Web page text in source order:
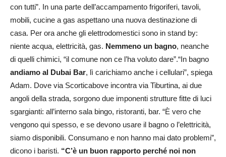
con tutti”. In una parte dell’accampamento frigoriferi, tavoli,
mobili, cucine a gas aspettano una nuova destinazione di
casa. Per ora anche gli elettrodomestici sono in stand by:
niente acqua, elettricità, gas. Nemmeno un bagno, neanche
di quelli chimici, “il comune non ce l’ha voluto dare”.“In bagno
andiamo al Dubai Bar, lì carichiamo anche i cellulari”, spiega
Adam. Dove via Scorticabove incontra via Tiburtina, ai due
angoli della strada, sorgono due imponenti strutture fitte di luci
sgargianti: all’interno sala bingo, ristoranti, bar. “È vero che
vengono qui spesso, e se devono usare il bagno o l’elettricità,
siamo disponibili. Consumano e non hanno mai dato problemi”,
dicono i baristi. “C’è un buon rapporto perché noi non